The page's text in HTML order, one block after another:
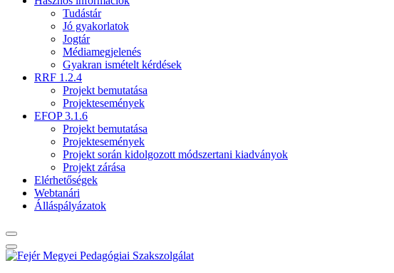
Tudástár
Jó gyakorlatok
Jogtár
Médiamegjelenés
Gyakran ismételt kérdések
RRF 1.2.4
Projekt bemutatása
Projektesemények
EFOP 3.1.6
Projekt bemutatása
Projektesemények
Projekt során kidolgozott módszertani kiadványok
Projekt zárása
Elérhetőségek
Webtanári
Álláspályázatok